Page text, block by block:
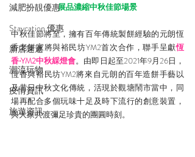
減肥扮靚優惠
Staycation 優惠
新店速遞
潮流玩物
疫情資訊
旅遊資訊
展品濃縮中秋佳節場景
中秋佳節將至，擁有百年傳統製餅經驗的元朗恆
香老餅家將與裕民坊YM2首次合作，聯手呈獻恆
香‧YM2中秋綵燈會。由即日起至2021年9月26日，
恆香與裕民坊YM2將來自元朗的百年造餅手藝以
及昔日中秋文化傳統，活現於觀塘鬧市當中，同
場再配合多個玩味十足及時下流行的創意裝置，
與大家共渡彌足珍貴的團圓時刻。